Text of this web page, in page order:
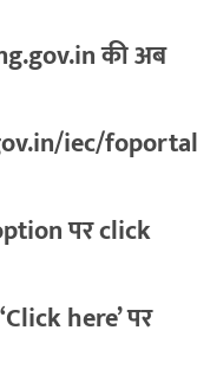
की अब
iec/foportal
पर click
here’ पर